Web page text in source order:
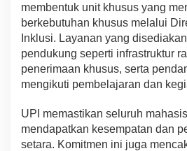
membentuk unit khusus yang
berkebutuhan khusus melalui
Inklusi. Layanan yang disediakan
pendukung seperti infrastruktur
penerimaan khusus, serta
mengikuti pembelajaran dan
UPI memastikan se luruh mahas
mendapatkan kesempatan dan
setara. Komitmen ini juga